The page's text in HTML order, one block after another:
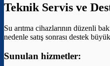
Teknik Servis ve
Su arıtma cihazlarının düzenli
nedenle satış sonrası destek
Sunulan hizmetler: